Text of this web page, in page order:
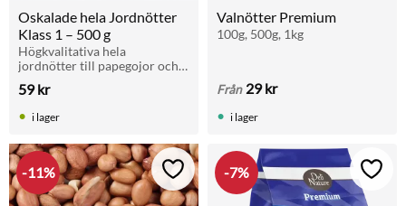
Oskalade hela Jordnötter
Klass 1 – 500 g
Högkvalitativa hela
jordnötter till papegojor och
naturlig sysselsättning,
belöning.
59kr
i lager
Valnötter Premium
100g, 500g, 1kg
Från 29kr
i lager
11% Lägg till i favoriter
7% Lägg